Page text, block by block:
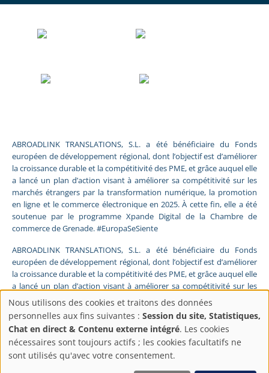
ABROADLINK TRANSLATIONS, S.L. a été bénéficiaire du Fonds
européen de développement régional, dont l’objectif est d’améliorer
la croissance durable et la compétitivité des PME, et grâce auquel elle
a lancé un plan d’action visant à améliorer sa compétitivité sur les
marchés étrangers par la transformation numérique, la promotion
en ligne et le commerce électronique en 2025. À cette fin, elle a été
soutenue par le programme Xpande Digital de la Chambre de
commerce de Grenade. #EuropaSeSiente
ABROADLINK TRANSLATIONS, S.L. a été bénéficiaire du Fonds
européen de développement régional, dont l’objectif est d’améliorer
la croissance durable et la compétitivité des PME, et grâce auquel elle
a lancé un plan d’action visant à améliorer sa compétitivité sur les
marchés étrangers par la transformation numérique, la promotion
soutenue par le programme Pyme Digital de la Chambre de
commerce de Grenade. #EuropaSeSiente
FONDS EUROPÉEN DE DÉVELOPPEMENT RÉGIONAL
Une manière de faire l’Europe
Paramètres
de
Nous utilisons des cookies et traitons des données
personnelles aux fins suivantes : Session du site, Statistiques,
Chat en direct & Contenu externe intégré. Les cookies
nécessaires sont toujours actifs ; les cookies facultatifs ne
sont utilisés qu'avec votre consentement.